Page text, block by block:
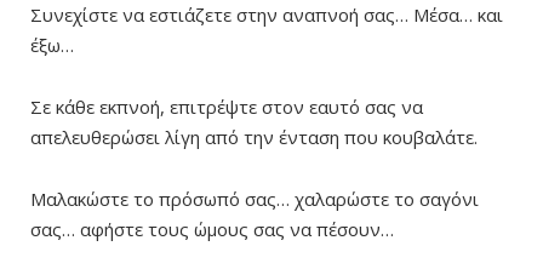
Συνεχίστε να εστιάζετε στην αναπνοή σας… Μέσα… και
έξω…
Σε κάθε εκπνοή, επιτρέψτε στον εαυτό σας να
απελευθερώσει λίγη από την ένταση που κουβαλάτε.
Μαλακώστε το πρόσωπό σας… χαλαρώστε το σαγόνι
σας… αφήστε τους ώμους σας να πέσουν…